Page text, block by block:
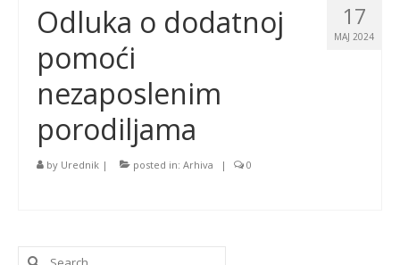
17
MAJ 2024
Odluka o dodatnoj
pomoći
nezaposlenim
porodiljama
by Urednik | posted in: Arhiva | 0
Search